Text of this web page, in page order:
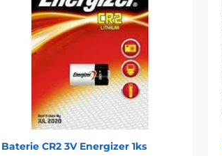
Baterie CR2 3V Energizer 1ks